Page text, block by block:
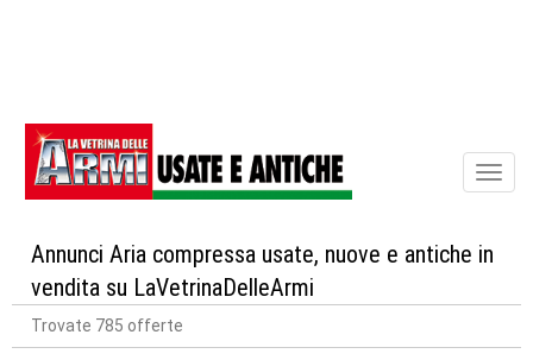
Annunci Aria compressa usate, nuove e antiche in
vendita su LaVetrinaDelleArmi
Trovate 785 offerte